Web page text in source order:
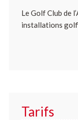
Le Golf Club de
installations
Tarifs